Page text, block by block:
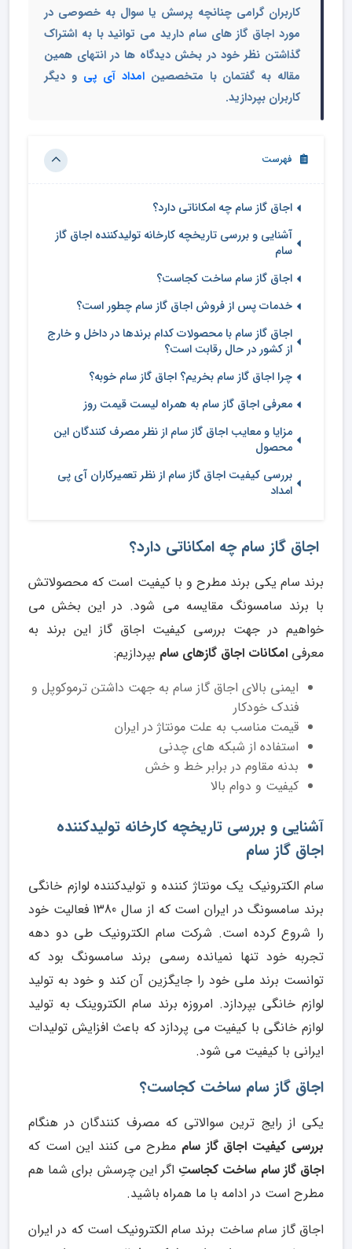
کاربران گرامی چنانچه پرسش یا سوال به خصوصی در
مورد اجاق گاز های سام دارید می توانید با به اشتراک
گذاشتن نظر خود در بخش دیدگاه ها در انتهای همین
مقاله به گفتمان با متخصصین امداد آی پی و دیگر
کاربران بپردازید.
فهرست
اجاق گاز سام چه امکاناتی دارد؟
آشنایی و بررسی تاریخچه کارخانه تولیدکننده اجاق گاز
سام
اجاق گاز سام ساخت کجاست؟
خدمات پس از فروش اجاق گاز سام چطور است؟
اجاق گاز سام با محصولات کدام برندها در داخل و خارج
از کشور در حال رقابت است؟
چرا اجاق گاز سام بخریم؟ اجاق گاز سام خوبه؟
معرفی اجاق گاز سام به همراه لیست قیمت روز
مزایا و معایب اجاق گاز سام از نظر مصرف کنندگان این
محصول
بررسی کیفیت اجاق گاز سام از نظر تعمیرکاران آی پی
امداد
اجاق گاز سام چه امکاناتی دارد؟
برند سام یکی برند مطرح و با کیفیت است که محصولاتش
با برند سامسونگ مقایسه می شود. در این بخش می
خواهیم در جهت بررسی کیفیت اجاق گاز این برند به
معرفی امکانات اجاق گازهای سام بپردازیم:
ایمنی بالای اجاق گاز سام به جهت داشتن ترموکوپل و
فندک خودکار
قیمت مناسب به علت مونتاژ در ایران
استفاده از شبکه های چدنی
بدنه مقاوم در برابر خط و خش
کیفیت و دوام بالا
آشنایی و بررسی تاریخچه کارخانه تولیدکننده
اجاق گاز سام
سام الکترونیک یک مونتاژ کننده و تولیدکننده لوازم خانگی
برند سامسونگ در ایران است که از سال 1380 فعالیت خود
را شروع کرده است. شرکت سام الکترونیک طی دو دهه
تجربه خود تنها نمیانده رسمی برند سامسونگ بود که
توانست برند ملی خود را جایگزین آن کند و خود به تولید
لوازم خانگی بپردازد. امروزه برند سام الکتروینک به تولید
لوازم خانگی با کیفیت می پردازد که باعث افزایش تولیدات
ایرانی با کیفیت می شود.
اجاق گاز سام ساخت کجاست؟
یکی از رایج ترین سوالاتی که مصرف کنندگان در هنگام
بررسی کیفیت اجاق گاز سام مطرح می کنند این است که
اجاق گاز سام ساخت کجاستِ اگر این چرسش برای شما هم
مطرح است در ادامه با ما همراه باشید.
اجاق گاز سام ساخت برند سام الکترونیک است که در ایران